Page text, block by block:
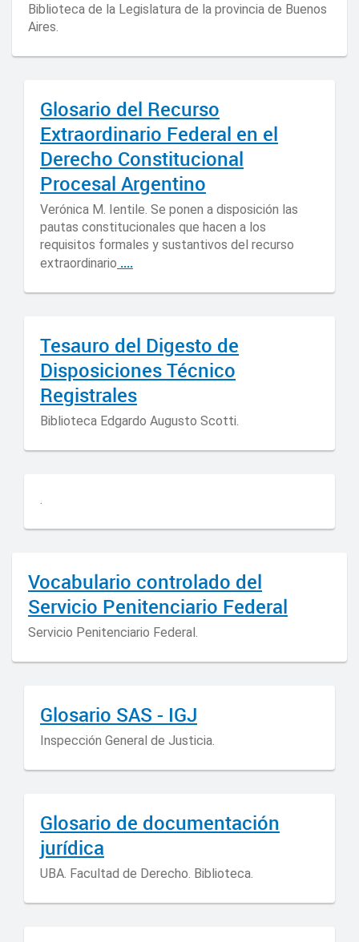
Biblioteca de la Legislatura de la provincia de Buenos
Aires.
Glosario del Recurso
Extraordinario Federal en el
Derecho Constitucional
Procesal Argentino
Verónica M. Ientile. Se ponen a disposición las
pautas constitucionales que hacen a los
requisitos formales y sustantivos del recurso
extraordinario ....
Tesauro del Digesto de
Disposiciones Técnico
Registrales
Biblioteca Edgardo Augusto Scotti.
.
Vocabulario controlado del
Servicio Penitenciario Federal
Servicio Penitenciario Federal.
Glosario SAS - IGJ
Inspección General de Justicia.
Glosario de documentación
jurídica
UBA. Facultad de Derecho. Biblioteca.